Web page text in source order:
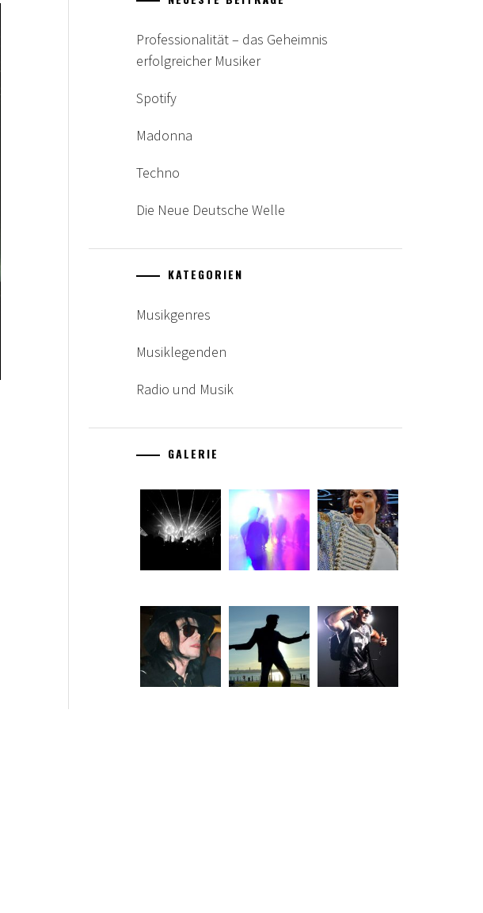
Professionalität – das Geheimnis
erfolgreicher Musiker
Spotify
Madonna
Techno
Die Neue Deutsche Welle
KATEGORIEN
Musikgenres
Musiklegenden
Radio und Musik
GALERIE